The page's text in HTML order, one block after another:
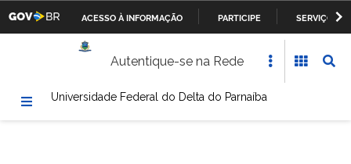
PARA
CONTEÚDO
ACESSO À INFORMAÇÃO PARTICIPE
SERVIÇOS
Ministério da Defesa
Autentique-se na Rede
Universidade Federal do Delta do Parnaíba